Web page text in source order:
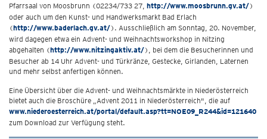
Pfarrsaal von Moosbrunn (02234/733 27, http://www.moosbrunn.gv.at/)
oder auch um den Kunst- und Handwerksmarkt Bad Erlach
(http://www.baderlach.gv.at/). Ausschließlich am Sonntag, 20. November,
wird dagegen etwa ein Advent- und Weihnachtsworkshop in Nitzing
abgehalten (http://www.nitzingaktiv.at/), bei dem die Besucherinnen und
Besucher ab 14 Uhr Advent- und Türkränze, Gestecke, Girlanden, Laternen
und mehr selbst anfertigen können.
Eine Übersicht über die Advent- und Weihnachtsmärkte in Niederösterreich
bietet auch die Broschüre „Advent 2011 in Niederösterreich", die auf
www.niederoesterreich.at/portal/default.asp?tt=NOE09_R244&id=121640
zum Download zur Verfügung steht.